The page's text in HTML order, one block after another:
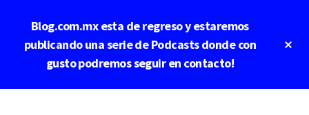
contenido
Blog.com.mx esta de regreso y estaremos
publicando una serie de Podcasts donde con
gusto podremos seguir en contacto!